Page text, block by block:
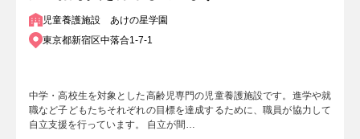
児童養護施設 あけの星学園
東京都新宿区中落合1-7-1
中学・高校生を対象とした高齢児専門の児童養護施設です。進学や就
職など子どもたちそれぞれの目標を達成するために、職員が協力して
自立支援を行っています。 自立が間…